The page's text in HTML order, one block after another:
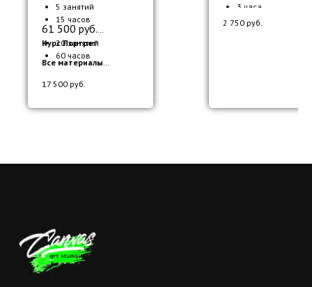
5 занятий
15 часов
61 500 руб.
Курс Портрет
20 занятий
60 часов
Все материалы
17 500 руб.
3 часа
Все материалы
2 750 руб.